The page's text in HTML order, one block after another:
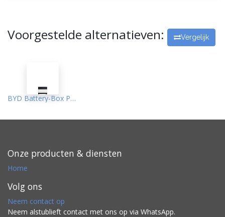
Voorgestelde alternatieven: Vergelijk
BYD Battery-Box Premium Low Voltage Batterij 4 kWh | incl. base en cover + BMU
Onze producten & diensten
Home
Volg ons
Neem contact op
Neem alstublieft contact met ons op via WhatsApp.